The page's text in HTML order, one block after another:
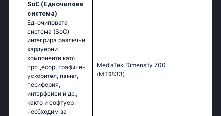
SoC (Едночипова
система)
Едночиповата
система (SoC)
интегрира различни
хардуерни
компоненти като
процесор, графичен
ускорител, памет,
периферия,
интерфейси и др.,
както и софтуер,
необходим за
МеdiаТеk Dimеnsity 700
(МТ6833)